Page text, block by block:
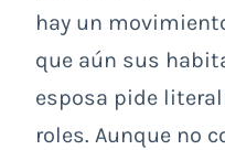
hay un
que aún sus
esposa pide
roles. Aunque no